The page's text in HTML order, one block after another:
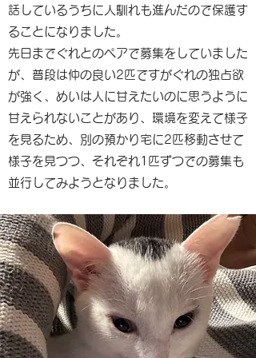
話しているうちに人馴れも進んだので保護す
ることになりました。
先日までぐれとのペアで募集をしていました
が、普段は仲の良い2匹ですがぐれの独占欲
が強く、めいは人に甘えたいのに思うように
甘えられないことがあり、環境を変えて様子
を見るため、別の預かり宅に2匹移動させて
様子を見つつ、それぞれ1匹ずつでの募集も
並行してみようとなりました。